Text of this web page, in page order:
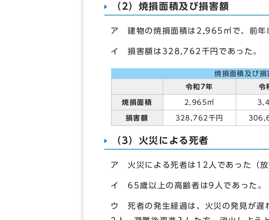
（2）焼損面積及び損害額
ア 建物の焼損面積は2,965㎡で、前年
イ 損害額は328,762千円であった。
焼損面積及び損
令和7年
令
焼損面積 2,965㎡
損害額 328,762千円
（3）火災による死者
ア 火災による死者は12人であった（放
イ 65歳以上の高齢者は9人であった。
ウ 死者の発生経過は、火災の発見が遅